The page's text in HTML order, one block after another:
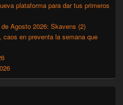
plataforma para dar tus primeros
Agosto 2026: Skavens (2)
en preventa la semana que